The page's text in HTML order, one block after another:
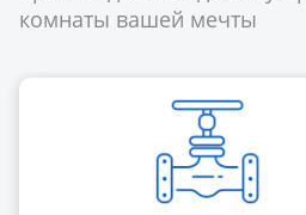
комнаты вашей мечты